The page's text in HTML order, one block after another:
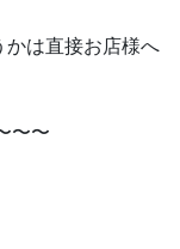
は直接お店様へ
〜〜